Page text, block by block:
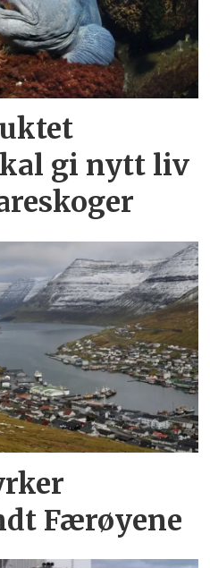
gi nytt liv
Færøyene